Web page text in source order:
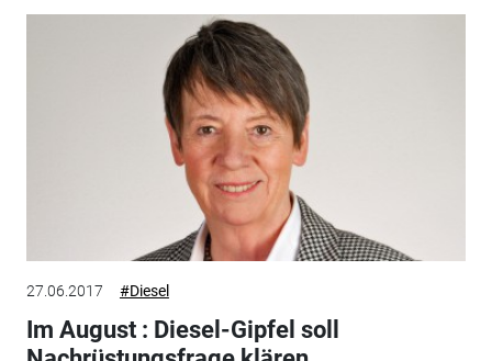
27.06.2017 #Diesel
Im August : Diesel-Gipfel soll